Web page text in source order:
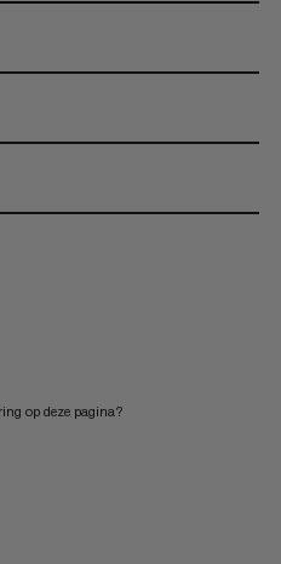
op deze pagina?